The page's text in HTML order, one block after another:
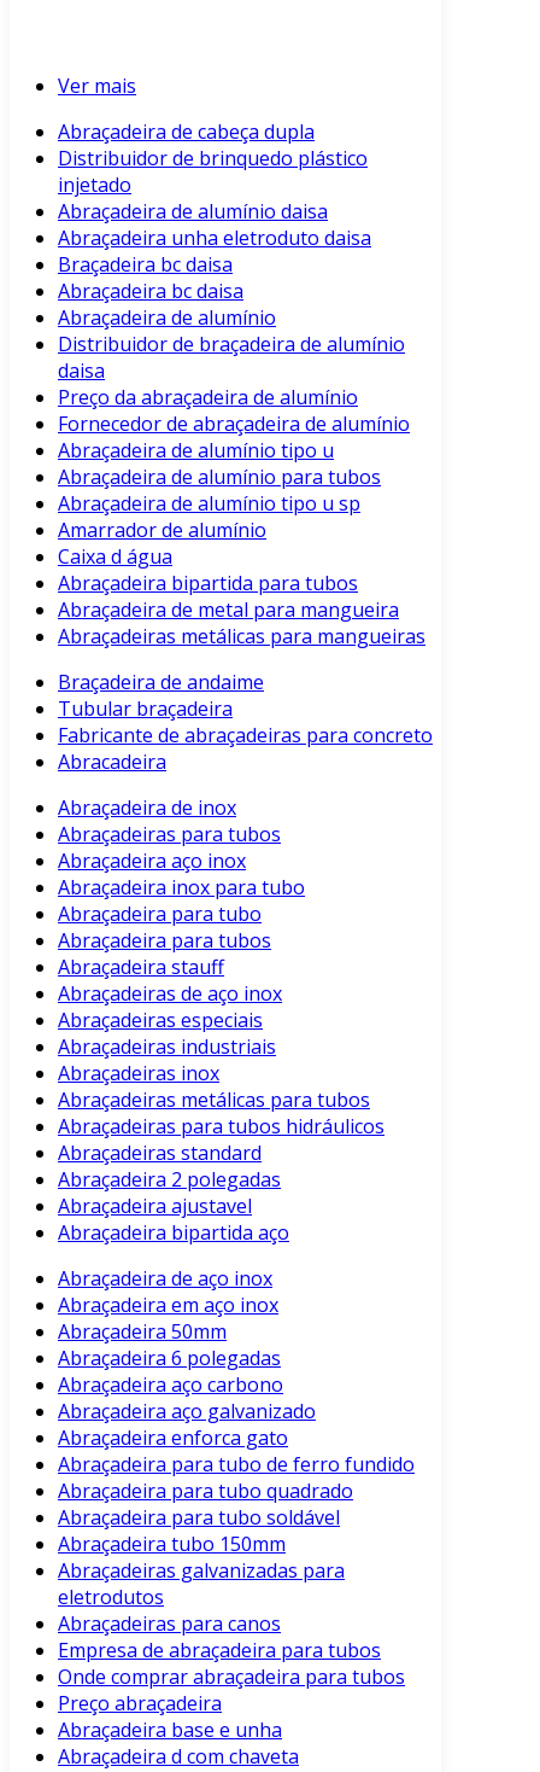
Ver mais
Abraçadeira de cabeça dupla
Distribuidor de brinquedo plástico
injetado
Abraçadeira de alumínio daisa
Abraçadeira unha eletroduto daisa
Braçadeira bc daisa
Abraçadeira bc daisa
Abraçadeira de alumínio
Distribuidor de braçadeira de alumínio
daisa
Preço da abraçadeira de alumínio
Fornecedor de abraçadeira de alumínio
Abraçadeira de alumínio tipo u
Abraçadeira de alumínio para tubos
Abraçadeira de alumínio tipo u sp
Amarrador de alumínio
Caixa d água
Abraçadeira bipartida para tubos
Abraçadeira de metal para mangueira
Abraçadeiras metálicas para mangueiras
Braçadeira de andaime
Tubular braçadeira
Fabricante de abraçadeiras para concreto
Abracadeira
Abraçadeira de inox
Abraçadeiras para tubos
Abraçadeira aço inox
Abraçadeira inox para tubo
Abraçadeira para tubo
Abraçadeira para tubos
Abraçadeira stauff
Abraçadeiras de aço inox
Abraçadeiras especiais
Abraçadeiras industriais
Abraçadeiras inox
Abraçadeiras metálicas para tubos
Abraçadeiras para tubos hidráulicos
Abraçadeiras standard
Abraçadeira 2 polegadas
Abraçadeira ajustavel
Abraçadeira bipartida aço
Abraçadeira de aço inox
Abraçadeira em aço inox
Abraçadeira 50mm
Abraçadeira 6 polegadas
Abraçadeira aço carbono
Abraçadeira aço galvanizado
Abraçadeira enforca gato
Abraçadeira para tubo de ferro fundido
Abraçadeira para tubo quadrado
Abraçadeira para tubo soldável
Abraçadeira tubo 150mm
Abraçadeiras galvanizadas para
eletrodutos
Abraçadeiras para canos
Empresa de abraçadeira para tubos
Onde comprar abraçadeira para tubos
Preço abraçadeira
Abraçadeira base e unha
Abraçadeira d com chaveta